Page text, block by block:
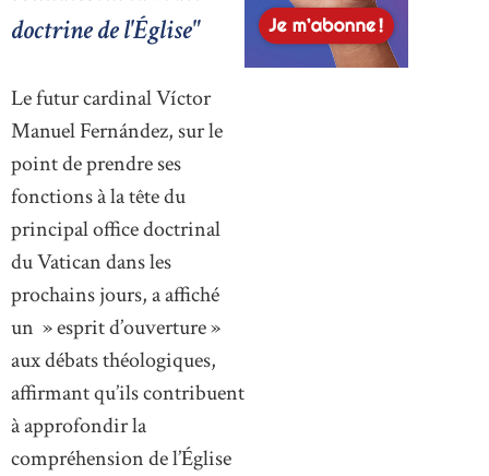
doctrine de l'Église"
Le futur cardinal Víctor
Manuel Fernández, sur le
point de prendre ses
fonctions à la tête du
principal office doctrinal
du Vatican dans les
prochains jours, a affiché
un » esprit d’ouverture »
aux débats théologiques,
affirmant qu’ils contribuent
à approfondir la
compréhension de l’Église